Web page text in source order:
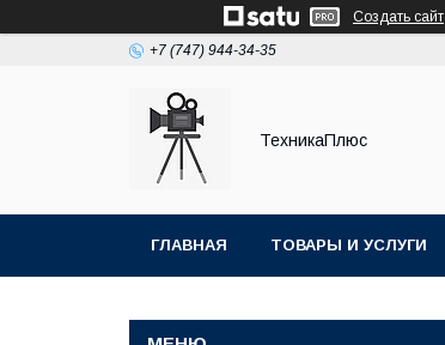
Создать сайт
+7 (747) 944-34-35
ТехникаПлюс
ГЛАВНАЯ ТОВАРЫ И УСЛУГИ